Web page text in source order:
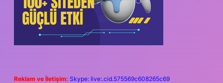
Reklam ve İletişim: Skype: live:.cid.575569c608265c69